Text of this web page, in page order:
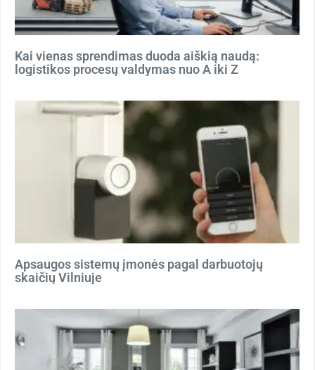
Kai vienas sprendimas duoda aiškią naudą:
logistikos procesų valdymas nuo A iki Z
Apsaugos sistemų įmonės pagal darbuotojų
skaičių Vilniuje